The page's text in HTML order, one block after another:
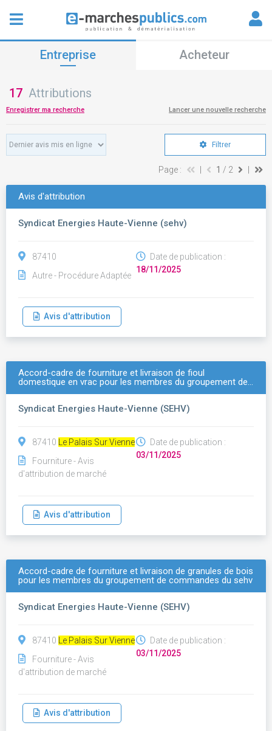
Entreprise Acheteur
17 Attributions
Enregistrer ma recherche Lancer une nouvelle recherche
Filtrer
Page : 1 / 2
Avis d'attribution
Syndicat Energies Haute-Vienne (sehv)
87410
Autre - Procédure Adaptée
Date de publication :
18/11/2025
Avis d'attribution
Accord-cadre de fourniture et livraison de fioul
domestique en vrac pour les membres du groupement de…
Syndicat Energies Haute-Vienne (SEHV)
87410
Le Palais Sur Vienne
Fourniture - Avis
d'attribution de marché
Date de publication :
03/11/2025
Avis d'attribution
Accord-cadre de fourniture et livraison de granules de bois
pour les membres du groupement de commandes du sehv
Syndicat Energies Haute-Vienne (SEHV)
87410
Le Palais Sur Vienne
Fourniture - Avis
d'attribution de marché
Date de publication :
03/11/2025
Avis d'attribution